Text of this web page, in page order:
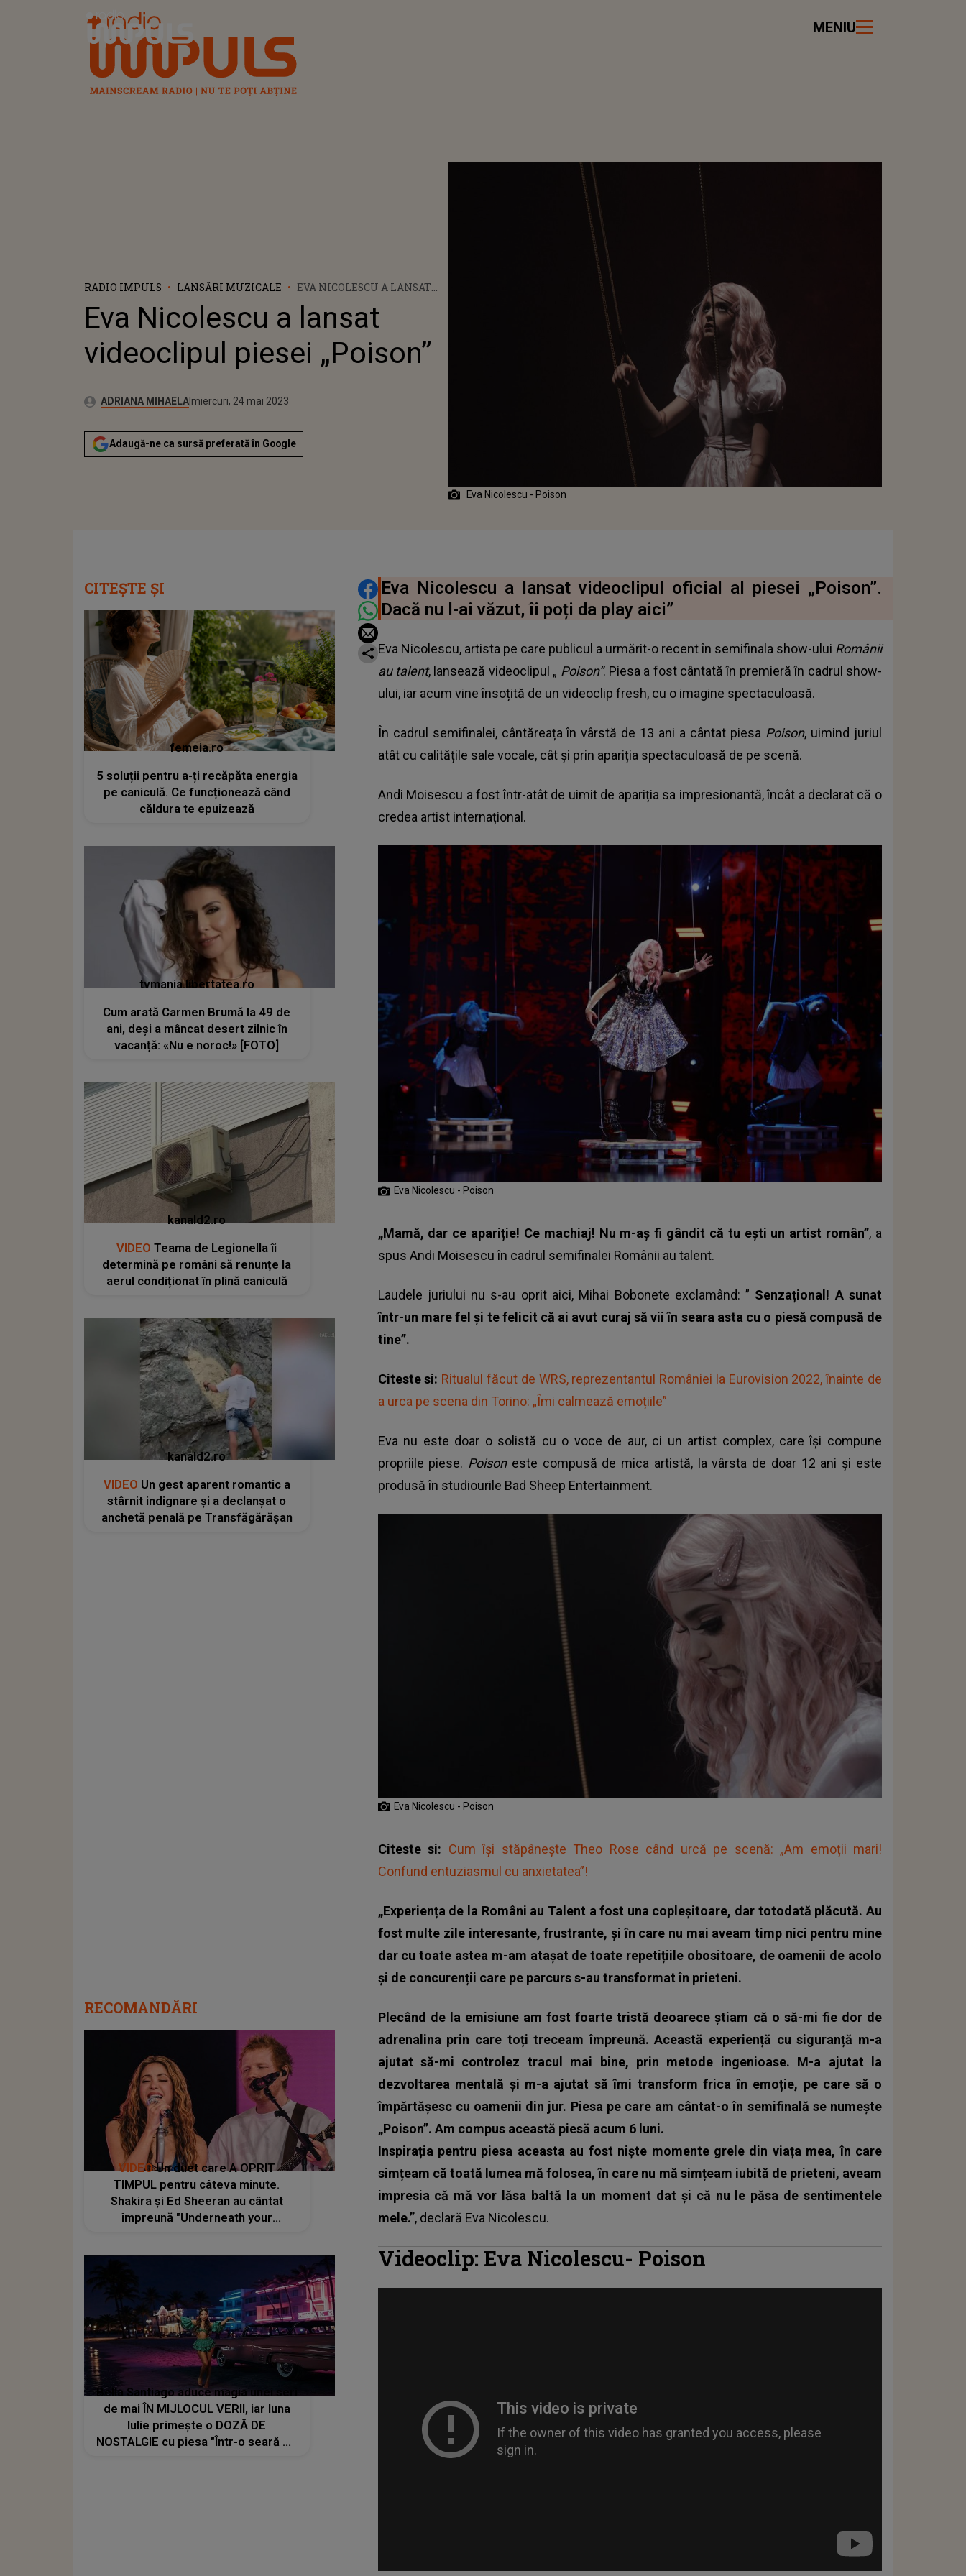
Radio Impuls MENIU
RADIO IMPULS LANSĂRI MUZICALE
EVA NICOLESCU A LANSAT
„POISON”
Eva Nicolescu a lansat
videoclipul piesei „Poison”
Autor:ADRIANA MIHAELAPublicat:
marți, 24 mai 2022
Actualizat:
miercuri, 24 mai 2023
Adaugă-ne ca sursă preferată în Google
Eva Nicolescu - Poison
DISTRIBUIE ARTICOLUL
Eva Nicolescu a lansat videoclipul oficial al piesei „Poison”.
Dacă nu l-ai văzut, îi poți da play aici”
Eva Nicolescu, artista pe care publicul a urmărit-o recent în semifinala show-ului Românii
au talent, lansează videoclipul „ Poison”. Piesa a fost cântată în premieră în cadrul show-
ului, iar acum vine însoțită de un videoclip fresh, cu o imagine spectaculoasă.
În cadrul semifinalei, cântăreața în vârstă de 13 ani a cântat piesa Poison, uimind juriul
atât cu calitățile sale vocale, cât și prin apariția spectaculoasă de pe scenă.
Andi Moisescu a fost într-atât de uimit de apariția sa impresionantă, încât a declarat că o
credea artist internațional.
Eva Nicolescu - Poison
„Mamă, dar ce apariție! Ce machiaj! Nu m-aș fi gândit că tu ești un artist român”, a
spus Andi Moisescu în cadrul semifinalei Românii au talent.
Laudele juriului nu s-au oprit aici, Mihai Bobonete exclamând: ” Senzațional! A sunat
într-un mare fel și te felicit că ai avut curaj să vii în seara asta cu o piesă compusă de
tine”.
Citeste si: Ritualul făcut de WRS, reprezentantul României la Eurovision 2022, înainte de
a urca pe scena din Torino: „Îmi calmează emoțiile”
Eva nu este doar o solistă cu o voce de aur, ci un artist complex, care își compune
propriile piese. Poison este compusă de mica artistă, la vârsta de doar 12 ani și este
produsă în studiourile Bad Sheep Entertainment.
Eva Nicolescu - Poison
Citeste si: Cum își stăpânește Theo Rose când urcă pe scenă: „Am emoții mari!
Confund entuziasmul cu anxietatea”!
„Experiența de la Români au Talent a fost una copleșitoare, dar totodată plăcută. Au
fost multe zile interesante, frustrante, și în care nu mai aveam timp nici pentru mine
dar cu toate astea m-am atașat de toate repetițiile obositoare, de oamenii de acolo
și de concurenții care pe parcurs s-au transformat în prieteni.
Plecând de la emisiune am fost foarte tristă deoarece știam că o să-mi fie dor de
adrenalina prin care toți treceam împreună. Această experiență cu siguranță m-a
ajutat să-mi controlez tracul mai bine, prin metode ingenioase. M-a ajutat la
dezvoltarea mentală și m-a ajutat să îmi transform frica în emoție, pe care să o
împărtășesc cu oamenii din jur. Piesa pe care am cântat-o în semifinală se numește
„Poison”. Am compus această piesă acum 6 luni.
Inspirația pentru piesa aceasta au fost niște momente grele din viața mea, în care
simțeam că toată lumea mă folosea, în care nu mă simțeam iubită de prieteni, aveam
impresia că mă vor lăsa baltă la un moment dat și că nu le păsa de sentimentele
mele.”, declară Eva Nicolescu.
Videoclip: Eva Nicolescu- Poison
CITEȘTE ȘI
femeia.ro
5 soluții pentru a-ți recăpăta energia
pe caniculă. Ce funcționează când
căldura te epuizează
tvmania.libertatea.ro
Cum arată Carmen Brumă la 49 de
ani, deși a mâncat desert zilnic în
vacanță: «Nu e noroc!» [FOTO]
kanald2.ro
VIDEO Teama de Legionella îi
determină pe români să renunțe la
aerul condiționat în plină caniculă
kanald2.ro
VIDEO Un gest aparent romantic a
stârnit indignare și a declanșat o
anchetă penală pe Transfăgărășan
RECOMANDĂRI
VIDEOUn duet care A OPRIT
TIMPUL pentru câteva minute.
Shakira și Ed Sheeran au cântat
împreună "Underneath your
foarte bine împreună, ne înțelegem
Bella Santiago aduce magia unei seri
de mai ÎN MIJLOCUL VERII, iar luna
Iulie primește o DOZĂ DE
NOSTALGIE cu piesa "Într-o seară de